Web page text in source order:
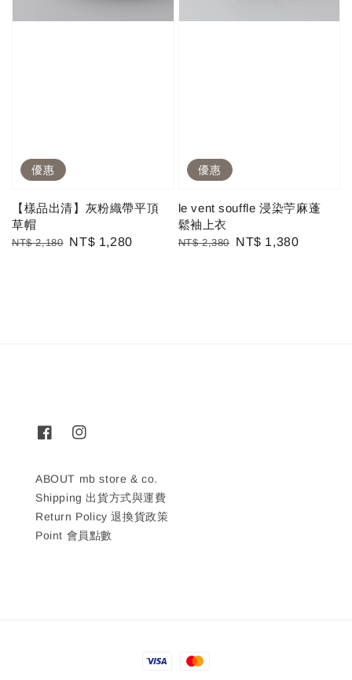
優惠
【樣品出清】灰粉織帶平頂
草帽
Regular
NT$ 2,180 Sale
NT$ 1,280
優惠
le vent souffle 浸染苧麻蓬
鬆袖上衣
Regular
NT$ 2,380
Sale
NT$ 1,380
ABOUT mb store & co.
Shipping 出貨方式與運費
Return Policy 退換貨政策
Point 會員點數